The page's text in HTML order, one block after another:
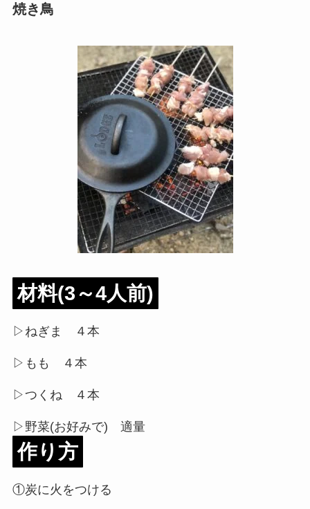
焼き鳥
材料(3～4人前)
▷ねぎま ４本
▷もも ４本
▷つくね ４本
▷野菜(お好みで) 適量
作り方
①炭に火をつける